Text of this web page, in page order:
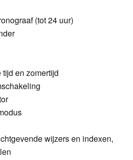
(tot 24 uur)
en zomertijd
wijzers en indexen,